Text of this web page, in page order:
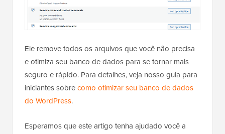
Ele remove todos os arquivos que você não precisa
e otimiza seu banco de dados para se tornar mais
seguro e rápido. Para detalhes, veja nosso guia para
iniciantes sobrecomo otimizar seu banco de dados
do WordPress.
Esperamos que este artigo tenha ajudado você a